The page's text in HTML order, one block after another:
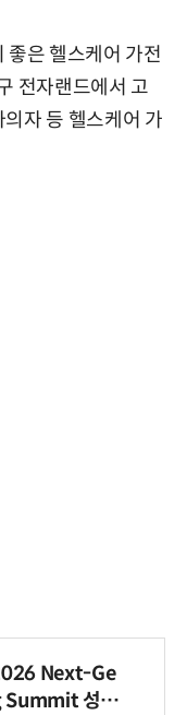
좋은 헬스케어 가전
전자랜드에서 고
자 등 헬스케어 가
Next-Ge
성황